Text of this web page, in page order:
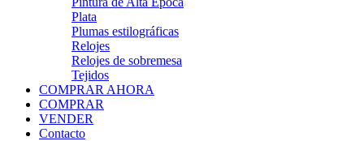
Plata
Plumas estilográficas
Relojes
Relojes de sobremesa
Tejidos
COMPRAR AHORA
COMPRAR
VENDER
Contacto